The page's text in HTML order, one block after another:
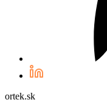
ortek.sk